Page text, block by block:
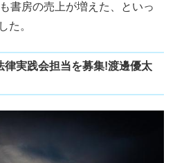
書房の売上が増えた、といっ
た。
律実践会担当を募集!渡邊優太